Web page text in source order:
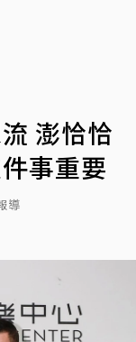
澎恰恰
事重要
導